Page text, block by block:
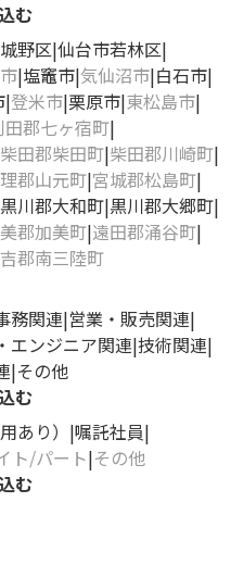
む
野区 仙台市若林区
塩竈市 気仙沼市 白石市
登米市 栗原市 東松島市
田郡七ヶ宿町
柴田郡柴田町 柴田郡川崎町
郡山元町 宮城郡松島町
黒川郡大和町 黒川郡大郷町
郡加美町 遠田郡涌谷町
郡南三陸町
務関連 営業・販売関連
エンジニア関連 技術関連
その他
む
あり）
嘱託社員
ト/パート その他
む